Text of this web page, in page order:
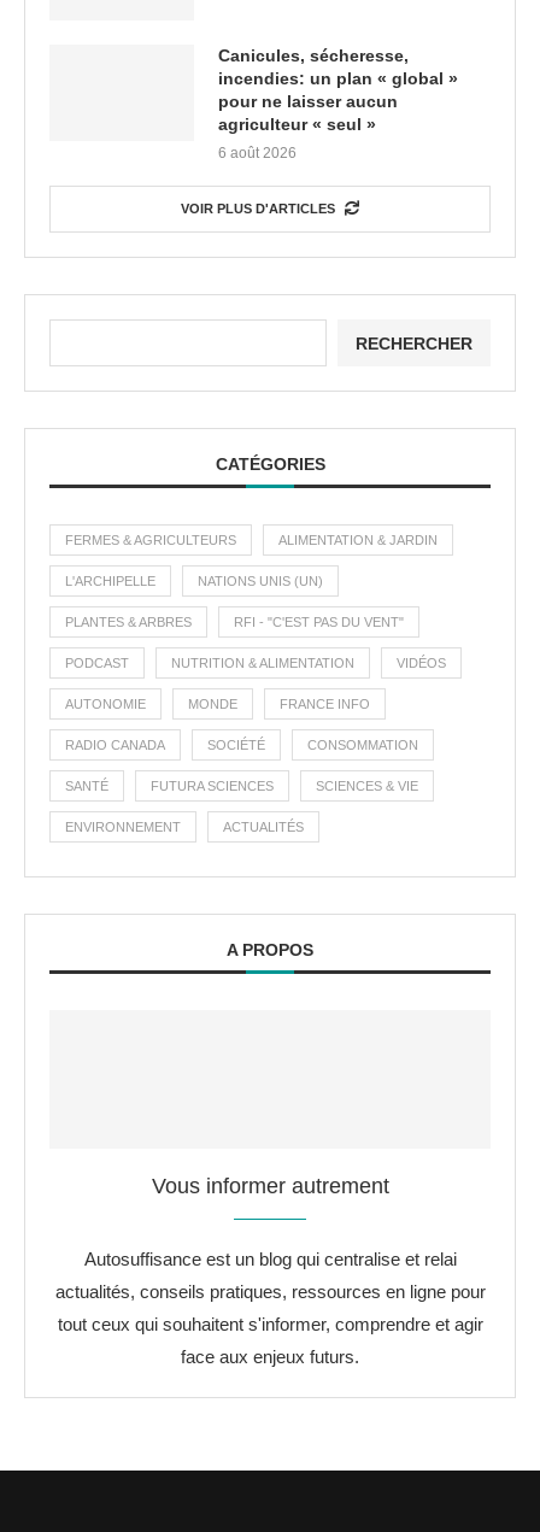
Canicules, sécheresse,
incendies: un plan « global »
pour ne laisser aucun
agriculteur « seul »
6 août 2026
VOIR PLUS D'ARTICLES
RECHERCHER
CATÉGORIES
FERMES & AGRICULTEURS ALIMENTATION & JARDIN
L'ARCHIPELLE NATIONS UNIS (UN)
PLANTES & ARBRES RFI - "C'EST PAS DU VENT"
PODCAST NUTRITION & ALIMENTATION VIDÉOS
AUTONOMIE MONDE FRANCE INFO
RADIO CANADA SOCIÉTÉ CONSOMMATION
SANTÉ FUTURA SCIENCES SCIENCES & VIE
ENVIRONNEMENT ACTUALITÉS
A PROPOS
Vous informer autrement
Autosuffisance est un blog qui centralise et relai
actualités, conseils pratiques, ressources en ligne pour
tout ceux qui souhaitent s'informer, comprendre et agir
face aux enjeux futurs.